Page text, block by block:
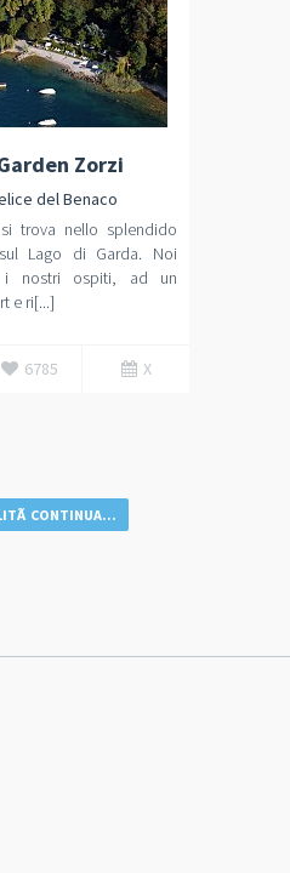
Zorzi
del Benaco
trova nello splendido
Lago di Garda. Noi
i nostri ospiti, ad un
e ri[...]
6785 X
CONTINUA...